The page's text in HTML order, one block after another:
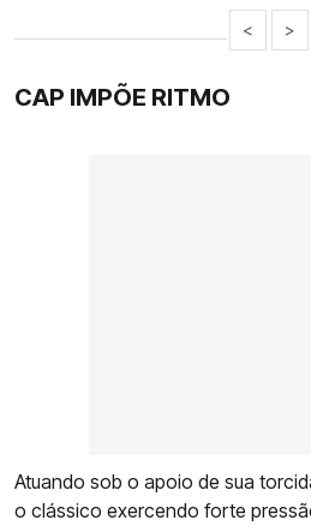
< >
CAP IMPÕE RITMO
Atuando sob o apoio de sua
o clássico exercendo forte